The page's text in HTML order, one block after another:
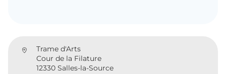
Trame d'Arts
Cour de la Filature
12330 Salles-la-Source